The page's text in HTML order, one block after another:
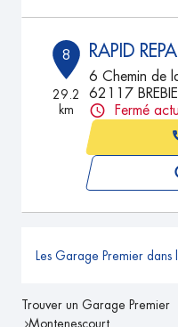
8
29.2
km
RAPID
6 Chemin de
62117
Fermé
Les Garage Premier dans
Trouver un Garage Premier
Montenescourt